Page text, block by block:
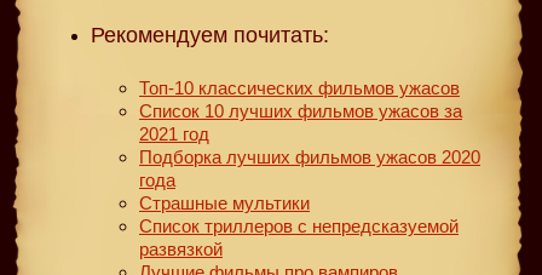
Рекомендуем почитать:
Топ-10 классических фильмов ужасов
Список 10 лучших фильмов ужасов за
2021 год
Подборка лучших фильмов ужасов 2020
года
Страшные мультики
Список триллеров с непредсказуемой
развязкой